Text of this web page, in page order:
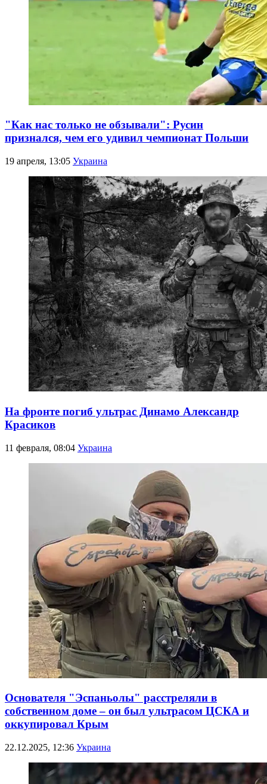
"Как нас только не обзывали": Русин
признался, чем его удивил чемпионат Польши
19 апреля, 13:05 Украина
На фронте погиб ультрас Динамо Александр
Красиков
11 февраля, 08:04 Украина
Основателя "Эспаньолы" расстреляли в
собственном доме – он был ультрасом ЦСКА и
оккупировал Крым
22.12.2025, 12:36 Украина